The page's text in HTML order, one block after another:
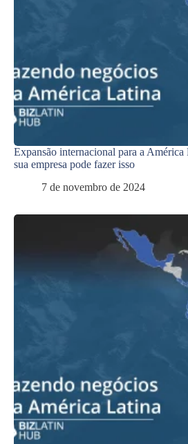
Expansão internacional para a
sua empresa pode fazer isso
7 de novembro de 2024